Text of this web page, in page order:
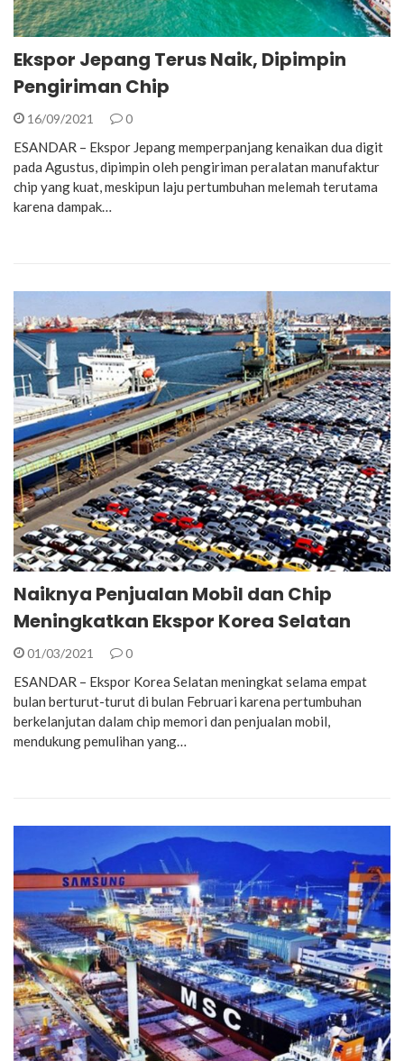
Ekspor Jepang Terus Naik, Dipimpin
Pengiriman Chip
16/09/2021 0
ESANDAR – Ekspor Jepang memperpanjang kenaikan dua digit
pada Agustus, dipimpin oleh pengiriman peralatan manufaktur
chip yang kuat, meskipun laju pertumbuhan melemah terutama
karena dampak…
Naiknya Penjualan Mobil dan Chip
Meningkatkan Ekspor Korea Selatan
01/03/2021 0
ESANDAR – Ekspor Korea Selatan meningkat selama empat
bulan berturut-turut di bulan Februari karena pertumbuhan
berkelanjutan dalam chip memori dan penjualan mobil,
mendukung pemulihan yang…